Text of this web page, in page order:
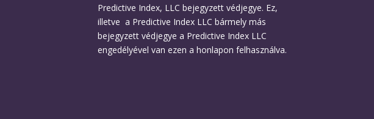
Predictive Index, LLC bejegyzett védjegye. Ez,
illetve a Predictive Index LLC bármely más
bejegyzett védjegye a Predictive Index LLC
engedélyével van ezen a honlapon felhasználva.